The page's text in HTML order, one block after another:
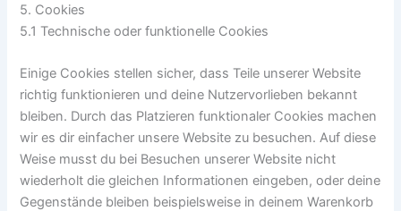
5. Cookies
5.1 Technische oder funktionelle Cookies
Einige Cookies stellen sicher, dass Teile unserer Website
richtig funktionieren und deine Nutzervorlieben bekannt
bleiben. Durch das Platzieren funktionaler Cookies machen
wir es dir einfacher unsere Website zu besuchen. Auf diese
Weise musst du bei Besuchen unserer Website nicht
wiederholt die gleichen Informationen eingeben, oder deine
Gegenstände bleiben beispielsweise in deinem Warenkorb